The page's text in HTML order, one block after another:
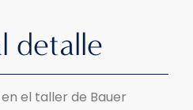
detalle
el taller de Bauer